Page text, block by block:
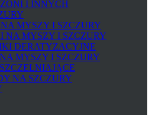
I INNYCH
MYSZY I SZCZURY
NA MYSZY I SZCZURY
DERATYZACYJNE
MYSZY I SZCZURY
NA SZCZURY